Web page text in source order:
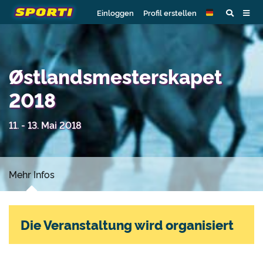
Einloggen Profil erstellen
Østlandsmesterskapet
2018
11. - 13. Mai 2018
Mehr Infos
Die Veranstaltung wird organisiert